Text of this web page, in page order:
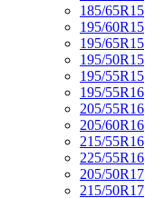
185/65R15
195/60R15
195/65R15
195/50R15
195/55R15
195/55R16
205/55R16
205/60R16
215/55R16
225/55R16
205/50R17
215/50R17